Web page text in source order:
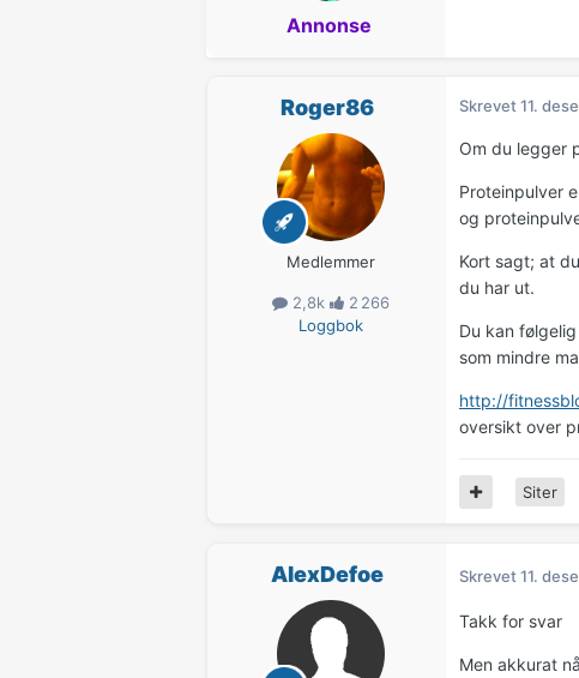
Annonse
Roger86
Medlemmer
2,8k
2 266
Loggbok
Skrevet11.
Om du legger
Proteinpulver
og
Kort sagt; at
du har ut.
Du kan
som mindre
http://
oversikt over
Siter
AlexDefoe Skrevet11.
Takk for svar
Men akkurat